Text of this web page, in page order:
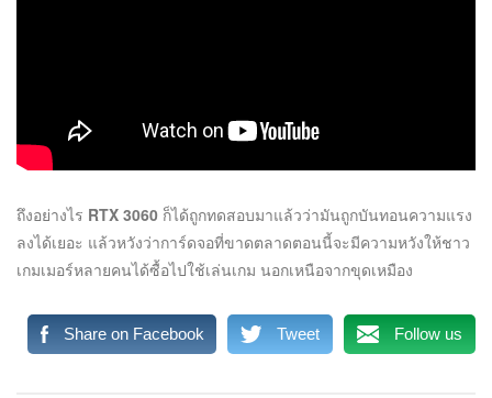
ถึงอย่างไร RTX 3060 ก็ได้ถูกทดสอบมาแล้วว่ามันถูกบันทอนความแรง
ลงได้เยอะ แล้วหวังว่าการ์ดจอที่ขาดตลาดตอนนี้จะมีความหวังให้ชาว
เกมเมอร์หลายคนได้ซื้อไปใช้เล่นเกม นอกเหนือจากขุดเหมือง
Share on Facebook Tweet Follow us